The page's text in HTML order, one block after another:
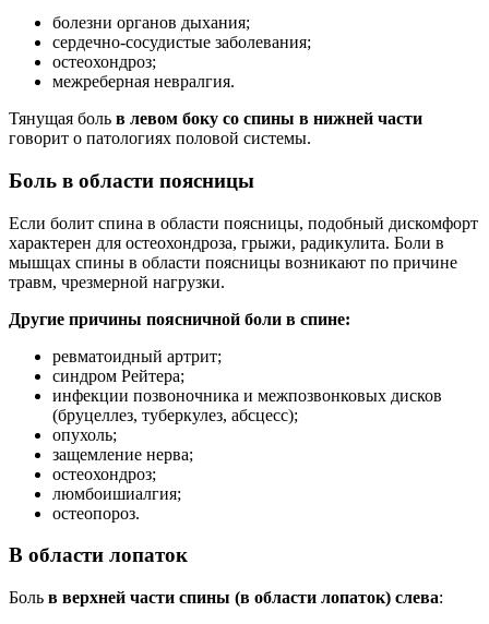
болезни органов дыхания;
сердечно-сосудистые заболевания;
остеохондроз;
межреберная невралгия.
Тянущая боль в левом боку со спины в нижней части
говорит о патологиях половой системы.
Боль в области поясницы
Если болит спина в области поясницы, подобный дискомфорт
характерен для остеохондроза, грыжи, радикулита. Боли в
мышцах спины в области поясницы возникают по причине
травм, чрезмерной нагрузки.
Другие причины поясничной боли в спине:
ревматоидный артрит;
синдром Рейтера;
инфекции позвоночника и межпозвонковых дисков
(бруцеллез, туберкулез, абсцесс);
опухоль;
защемление нерва;
остеохондроз;
люмбоишиалгия;
остеопороз.
В области лопаток
Боль в верхней части спины (в области лопаток) слева: